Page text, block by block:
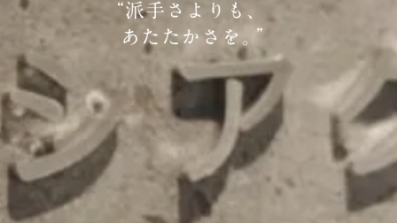
“派手さよりも、
あたたかさを。”